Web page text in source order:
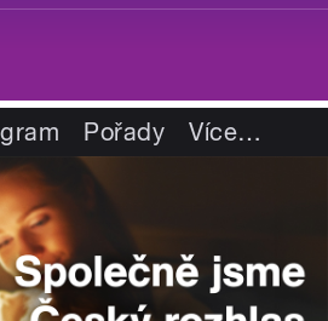
Pořady Více…